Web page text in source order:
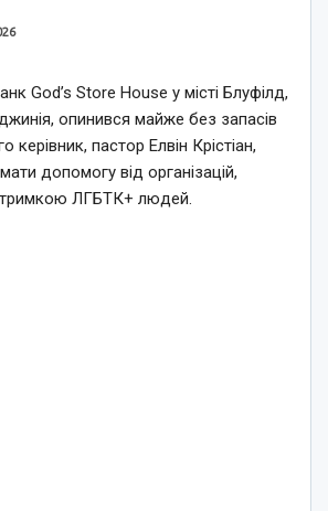
God’s Store House у місті Блуфілд,
опинився майже без запасів
керівник, пастор Елвін Крістіан,
допомогу від організацій,
ЛГБТК+ людей.